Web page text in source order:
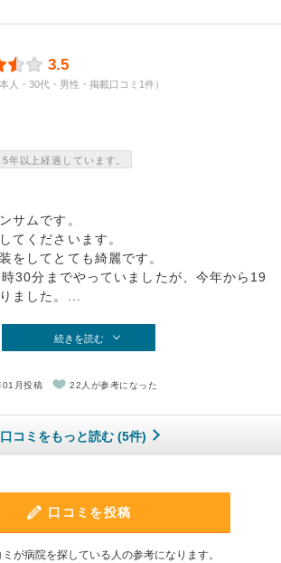
3.5
人・30代・男性・掲載口コミ1件）
年以上経過しています。
サムです。
てくださいます。
をしてとても綺麗です。
30分までやっていましたが、今年から19
ました。...
続きを読む
月投稿 22人が参考になった
口コミをもっと読む (5件)
口コミを投稿
が病院を探している人の参考になります。